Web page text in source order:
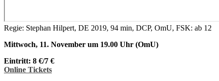
Regie: Stephan Hilpert, DE 2019, 94 min, DCP, OmU, FSK: ab 12
Mittwoch, 11. November um 19.00 Uhr (OmU)
Eintritt: 8 €/7 €
Online Tickets